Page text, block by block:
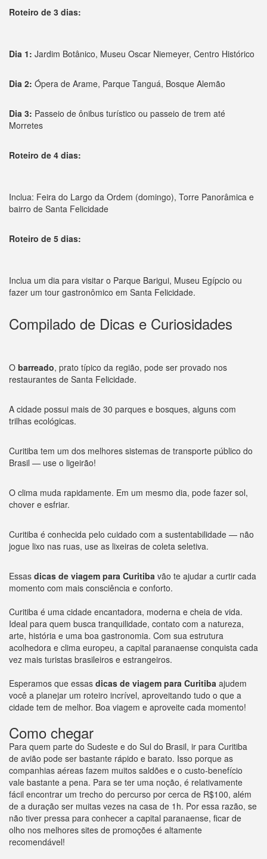
Roteiro de 3 dias:
Dia 1: Jardim Botânico, Museu Oscar Niemeyer, Centro Histórico
Dia 2: Ópera de Arame, Parque Tanguá, Bosque Alemão
Dia 3: Passeio de ônibus turístico ou passeio de trem até
Morretes
Roteiro de 4 dias:
Inclua: Feira do Largo da Ordem (domingo), Torre Panorâmica e
bairro de Santa Felicidade
Roteiro de 5 dias:
Inclua um dia para visitar o Parque Barigui, Museu Egípcio ou
fazer um tour gastronômico em Santa Felicidade.
Compilado de Dicas e Curiosidades
O barreado, prato típico da região, pode ser provado nos
restaurantes de Santa Felicidade.
A cidade possui mais de 30 parques e bosques, alguns com
trilhas ecológicas.
Curitiba tem um dos melhores sistemas de transporte público do
Brasil — use o ligeirão!
O clima muda rapidamente. Em um mesmo dia, pode fazer sol,
chover e esfriar.
Curitiba é conhecida pelo cuidado com a sustentabilidade — não
jogue lixo nas ruas, use as lixeiras de coleta seletiva.
Essas dicas de viagem para Curitiba vão te ajudar a curtir cada
momento com mais consciência e conforto.
Curitiba é uma cidade encantadora, moderna e cheia de vida.
Ideal para quem busca tranquilidade, contato com a natureza,
arte, história e uma boa gastronomia. Com sua estrutura
acolhedora e clima europeu, a capital paranaense conquista cada
vez mais turistas brasileiros e estrangeiros.
Esperamos que essas dicas de viagem para Curitiba ajudem
você a planejar um roteiro incrível, aproveitando tudo o que a
cidade tem de melhor. Boa viagem e aproveite cada momento!
Como chegar
Para quem parte do Sudeste e do Sul do Brasil, ir para Curitiba
de avião pode ser bastante rápido e barato. Isso porque as
companhias aéreas fazem muitos saldões e o custo-benefício
vale bastante a pena. Para se ter uma noção, é relativamente
fácil encontrar um trecho do percurso por cerca de R$100, além
de a duração ser muitas vezes na casa de 1h. Por essa razão, se
não tiver pressa para conhecer a capital paranaense, ficar de
olho nos melhores sites de promoções é altamente
recomendável!